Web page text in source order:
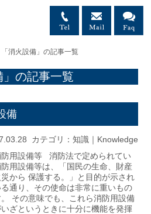
「消火設備」の記事一覧
の記事一覧
備
カテゴリ： 知識｜Knowledge
防用設備等 消防法で定められてい
防用設備等は、「国民の生命、財産
から 保護する。」と目的が示され
通り、その使命は非常に重いもの
その意味でも、これら消防用設備
ざというときに十分に機能を発揮